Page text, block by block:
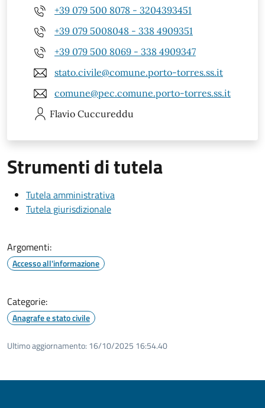
+39 079 500 8078 - 3204393451
+39 079 5008048 - 338 4909351
+39 079 500 8069 - 338 4909347
stato.civile@comune.porto-torres.ss.it
comune@pec.comune.porto-torres.ss.it
Flavio Cuccureddu
Strumenti di tutela
Tutela amministrativa
Tutela giurisdizionale
Argomenti:
Accesso all'informazione
Categorie:
Anagrafe e stato civile
Ultimo aggiornamento: 16/10/2025 16:54.40